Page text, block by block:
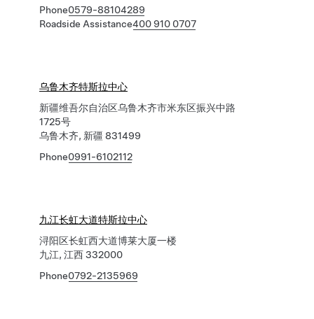
Phone0579-88104289
Roadside Assistance400 910 0707
乌鲁木齐特斯拉中心
新疆维吾尔自治区乌鲁木齐市米东区振兴中路
1725号
乌鲁木齐, 新疆 831499
Phone0991-6102112
九江长虹大道特斯拉中心
浔阳区长虹西大道博莱大厦一楼
九江, 江西 332000
Phone0792-2135969